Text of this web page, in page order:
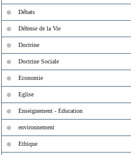
Débats
Défense de la Vie
Doctrine
Doctrine Sociale
Economie
Eglise
Enseignement - Education
environnement
Ethique